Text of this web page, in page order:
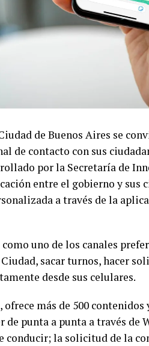
de Buenos Aires se
de contacto con sus
por la Secretaría de
entre el gobierno y sus
a través de la
uno de los canales
sacar turnos, hacer
desde sus celulares.
más de 500
de punta a punta a través de
conducir; la solicitud de la